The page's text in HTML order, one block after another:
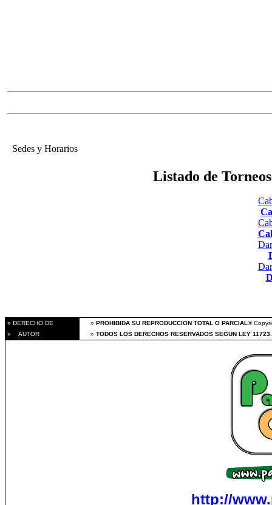
Sedes y Horarios
Listado de
» DERECHO DE » PROHIBIDA SU REPRODUCCION TOTAL O PARCIAL®
» AUTOR
» TODOS LOS DERECHOS RESERVADOS SEGUN LEY
http://